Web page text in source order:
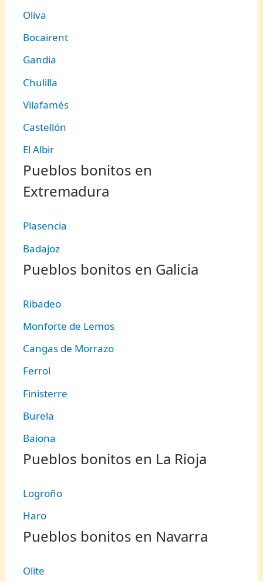
Oliva
Bocairent
Gandia
Chulilla
Vilafamés
Castellón
El Albir
Pueblos bonitos en
Extremadura
Plasencia
Badajoz
Pueblos bonitos en Galicia
Ribadeo
Monforte de Lemos
Cangas de Morrazo
Ferrol
Finisterre
Burela
Baiona
Pueblos bonitos en La Rioja
Logroño
Haro
Pueblos bonitos en Navarra
Olite